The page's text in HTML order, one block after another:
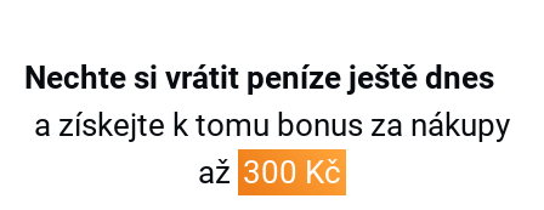
Nechte si vrátit peníze ještě dnes
a získejte k tomu bonus za nákupy
až 300 Kč